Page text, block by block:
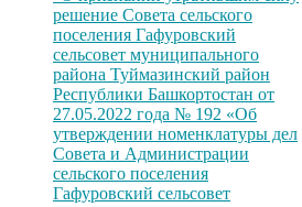
решение Совета сельского
поселения Гафуровский
сельсовет муниципального
района Туймазинский район
Республики Башкортостан от
27.05.2022 года № 192 «Об
утверждении номенклатуры дел
Совета и Администрации
сельского поселения
Гафуровский сельсовет